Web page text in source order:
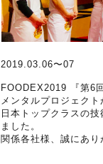
2019.03.06〜07
FOODEX2019 『第6
メンタルプロジェク
日本トップクラスの
ました。
関係各社様、誠にあり